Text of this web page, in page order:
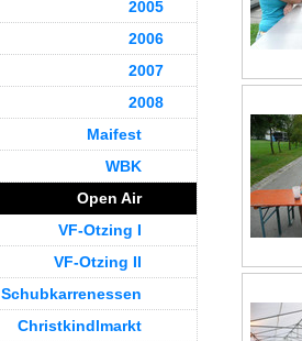
2005
2006
2007
2008
Maifest
WBK
Open Air
VF-Otzing I
VF-Otzing II
Schubkarrenessen
Christkindlmarkt